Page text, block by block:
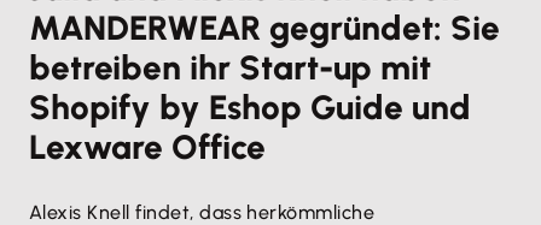
MANDERWEAR gegründet: Sie
betreiben ihr Start-up mit
Shopify by Eshop Guide und
Lexware Office
Alexis Knell findet, dass herkömmliche